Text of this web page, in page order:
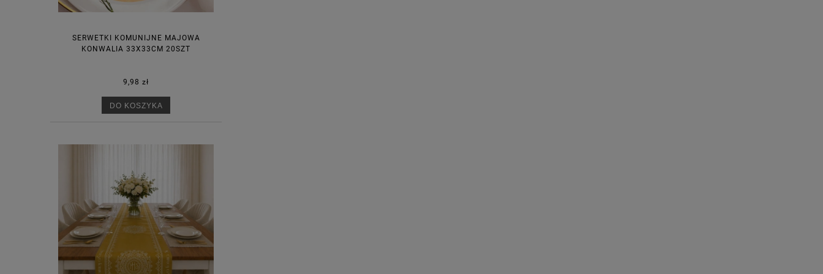
SERWETKI KOMUNIJNE MAJOWA
KONWALIA 33X33CM 20SZT
9,98 zł
DO KOSZYKA